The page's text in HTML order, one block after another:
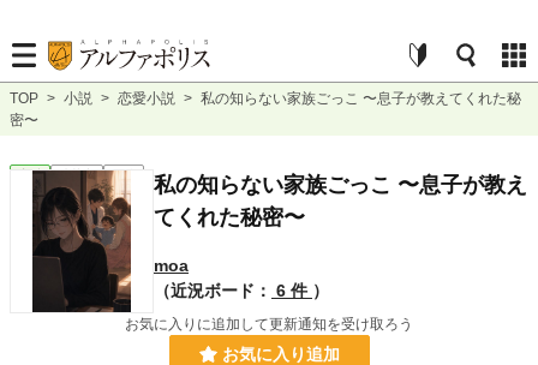
TOP > 小説 > 恋愛小説 > 私の知らない家族ごっこ 〜息子が教えてくれた秘
密〜
恋愛 連載中 長編
私の知らない家族ごっこ 〜息子が教え
てくれた秘密〜
moa
（近況ボード： 6 件 ）
お気に入りに追加して更新通知を受け取ろう
お気に入り追加